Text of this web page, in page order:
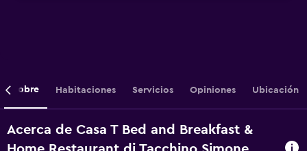
Sobre Habitaciones Servicios Opiniones Ubicación
Acerca de Casa T Bed and Breakfast &